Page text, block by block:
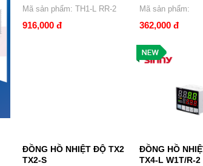
Mã sản phẩm: TH1-L RR-2
916,000 đ
Mã sản phẩm:
362,000 đ
ĐỒNG HỒ NHIỆT ĐỘ TX2
TX2-S
ĐỒNG HỒ
TX4-L W1T/R-2